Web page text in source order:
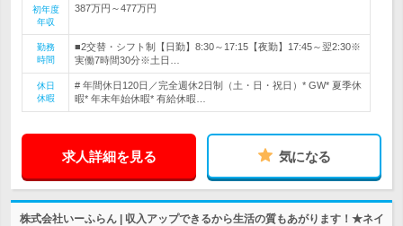
初年度
年収
387万円～477万円
勤務
時間
■2交替・シフト制【日勤】8:30～17:15【夜勤】17:45～翌2:30※
実働7時間30分※土日…
休日
休暇
# 年間休日120日／完全週休2日制（土・日・祝日）* GW* 夏季休
暇* 年末年始休暇* 有給休暇…
求人詳細を見る 気になる
株式会社いーふらん | 収入アップできるから生活の質もあがります！★ネイ